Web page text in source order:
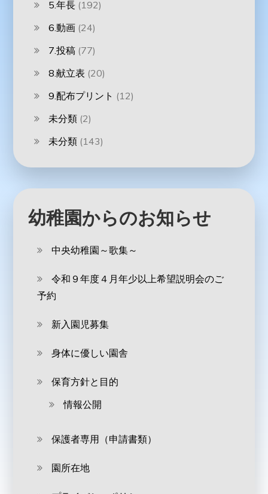
5.年長 (192)
6.動画 (24)
7.投稿 (77)
8.献立表 (20)
9.配布プリント (12)
未分類 (2)
未分類 (143)
幼稚園からのお知らせ
中央幼稚園～歌集～
令和９年度４月年少以上希望説明会のご
予約
新入園児募集
身体に優しい園舎
保育方針と目的
情報公開
保護者専用（申請書類）
園所在地